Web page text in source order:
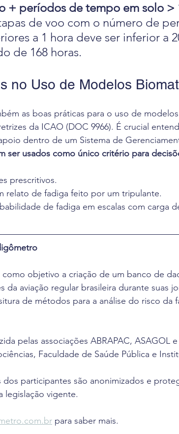
+ períodos de tempo em solo >
de voo com o número de
a 1 hora deve ser inferior a
de 168 horas.
no Uso de Modelos
as boas práticas para o uso de
da ICAO (DOC 9966). É crucial
dentro de um Sistema de
ser usados como único critério para
prescritivos.
relato de fadiga feito por um tripulante.
de fadiga em escalas com carga
objetivo a criação de um banco de
da aviação regular brasileira durante suas
de métodos para a análise do risco da
pelas associações ABRAPAC, ASAGOL
Faculdade de Saúde Pública e
dos participantes são anonimizados e
legislação vigente.
para saber mais.